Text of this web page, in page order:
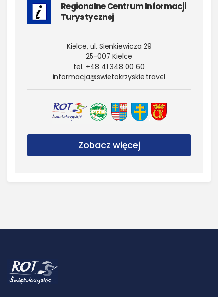
Regionalne Centrum Informacji
Turystycznej
Kielce, ul. Sienkiewicza 29
25-007 Kielce
tel. +48 41 348 00 60
informacja@​swietokrzyskie.​travel
Zobacz więcej